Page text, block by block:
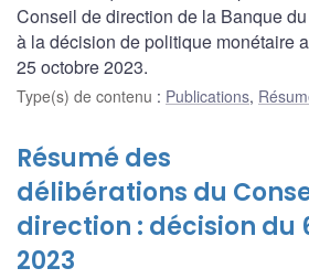
Conseil de direction de la Banque
à la décision de politique monétaire
25 octobre 2023.
Type(s) de contenu : Publications,
Résumé des
délibérations du
direction : décision du
2023